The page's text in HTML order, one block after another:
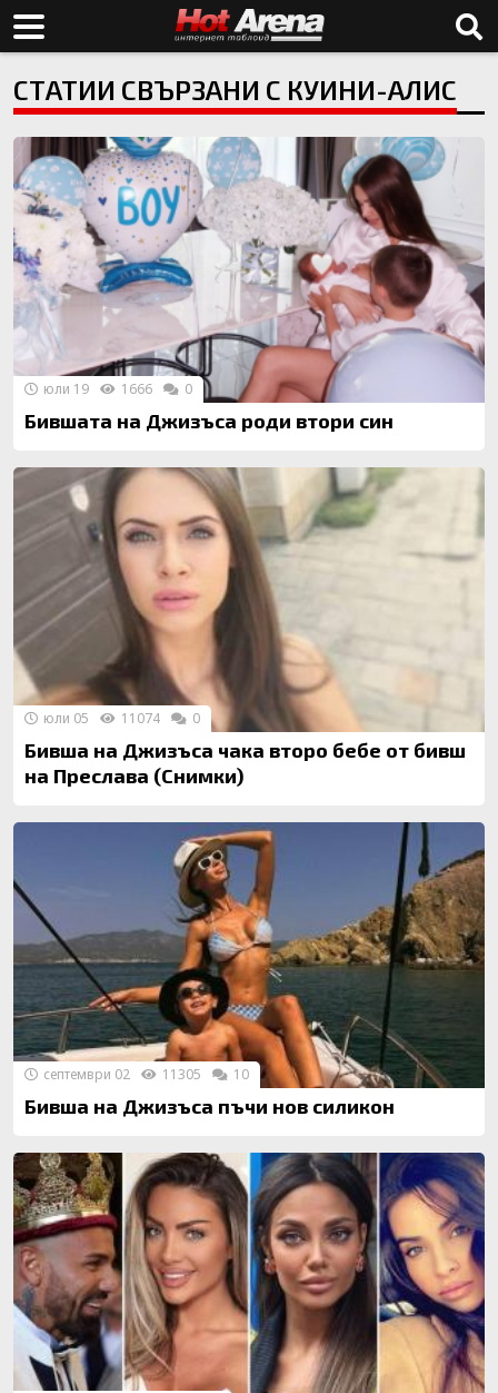
СТАТИИ СВЪРЗАНИ С КУИНИ-АЛИС
Бившата на Джизъса роди втори син
юли 19 1666 0
Бивша на Джизъса чака второ бебе от бивш
на Преслава (Снимки)
юли 05 11074 0
Бивша на Джизъса пъчи нов силикон
септември 02 11305 10